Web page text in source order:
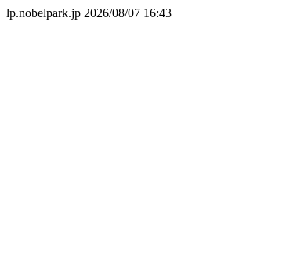
lp.nobelpark.jp 2026/08/07 16:43